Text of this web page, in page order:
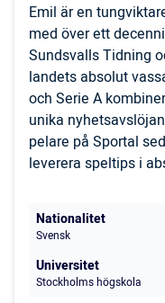
Emil är en
med över ett
Sundsvalls Tidning
landets absolut
och Serie A
unika
pelare på Sportal
leverera speltips i
Nationalitet
Svensk
Universitet
Stockholms högskola